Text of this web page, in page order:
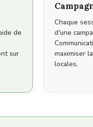
de
sur
Chaque
d'une
maximiser
locales.